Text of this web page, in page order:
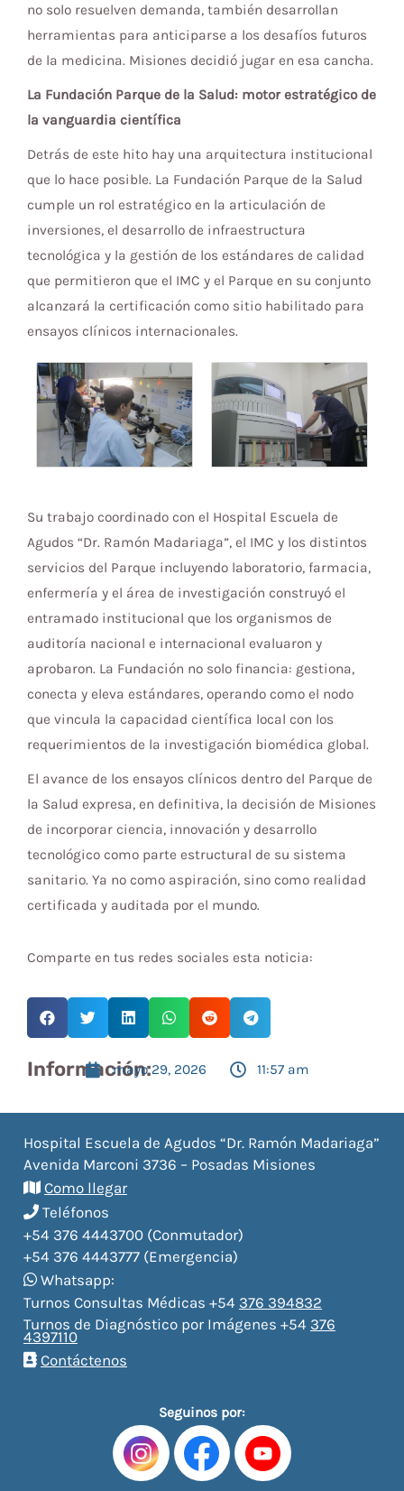
no solo resuelven demanda, también desarrollan
herramientas para anticiparse a los desafíos futuros
de la medicina. Misiones decidió jugar en esa cancha.
La Fundación Parque de la Salud: motor estratégico de
la vanguardia científica
Detrás de este hito hay una arquitectura institucional
que lo hace posible. La Fundación Parque de la Salud
cumple un rol estratégico en la articulación de
inversiones, el desarrollo de infraestructura
tecnológica y la gestión de los estándares de calidad
que permitieron que el IMC y el Parque en su conjunto
alcanzará la certificación como sitio habilitado para
ensayos clínicos internacionales.
Su trabajo coordinado con el Hospital Escuela de
Agudos “Dr. Ramón Madariaga”, el IMC y los distintos
servicios del Parque incluyendo laboratorio, farmacia,
enfermería y el área de investigación construyó el
entramado institucional que los organismos de
auditoría nacional e internacional evaluaron y
aprobaron. La Fundación no solo financia: gestiona,
conecta y eleva estándares, operando como el nodo
que vincula la capacidad científica local con los
requerimientos de la investigación biomédica global.
El avance de los ensayos clínicos dentro del Parque de
la Salud expresa, en definitiva, la decisión de Misiones
de incorporar ciencia, innovación y desarrollo
tecnológico como parte estructural de su sistema
sanitario. Ya no como aspiración, sino como realidad
certificada y auditada por el mundo.
Comparte en tus redes sociales esta noticia:
Información:mayo 29, 2026 11:57 am
Hospital Escuela de Agudos “Dr. Ramón Madariaga”
Avenida Marconi 3736 – Posadas Misiones
Como llegar
Teléfonos
+54 376 4443700 (Conmutador)
+54 376 4443777 (Emergencia)
Whatsapp:
Turnos Consultas Médicas +54 376 394832
Turnos de Diagnóstico por Imágenes +54 376
4397110
Contáctenos
Seguinos por: